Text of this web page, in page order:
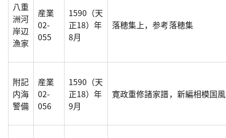
八重
洲河
岸辺
漁家
産業
02-
055
1590（天
正18）年
8月
落穂集上，参考落穂集
附記
内海
警備
産業
02-
056
1590（天
正18）年
9月
寛政重修諸家譜，新編相模国